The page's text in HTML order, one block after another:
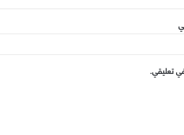
تعليقي.